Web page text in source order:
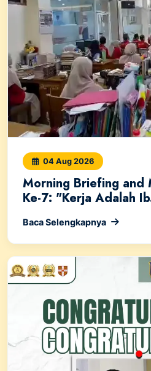
04 Aug 2026
Morning Briefing and
Ke-7: "Kerja Adalah
Baca Selengkapnya